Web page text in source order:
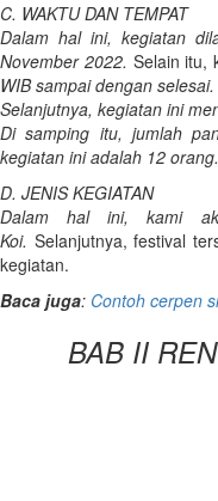
C. WAKTU DAN TEMPAT
Dalam hal ini, kegiatan
November 2022. Selain itu,
WIB sampai dengan selesai.
Selanjutnya, kegiatan ini
Di samping itu, jumlah
kegiatan ini adalah 12 orang.
D. JENIS KEGIATAN
Dalam hal ini, kami
Koi. Selanjutnya, festival
kegiatan.
Baca juga: Contoh cerpen
BAB II